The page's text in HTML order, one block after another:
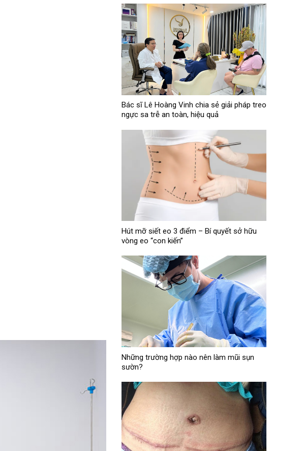
Bác sĩ Lê Hoàng Vinh chia sẻ giải pháp treo
ngực sa trễ an toàn, hiệu quả
Hút mỡ siết eo 3 điểm – Bí quyết sở hữu
vòng eo “con kiến”
Những trường hợp nào nên làm mũi sụn
sườn?